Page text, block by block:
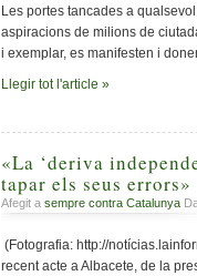
Les portes tancades a
aspiracions de milions de
i exemplar, es manifesten i
Llegir tot l'article »
«La ‘deriva
tapar els seus errors»
Afegit a sempre contra Catalunya
(Fotografia: http://
recent acte a Albacete, de la